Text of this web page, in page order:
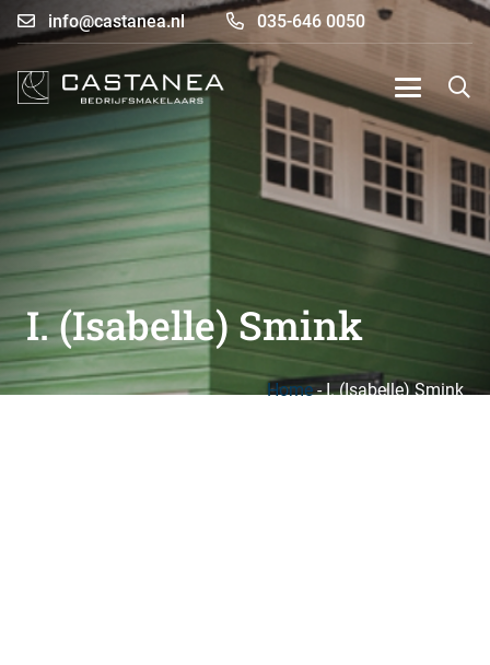
info@castanea.nl 035-646 0050
I. (Isabelle) Smink
Home-I. (Isabelle) Smink